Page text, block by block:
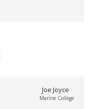
Joe Joyce
Marine College